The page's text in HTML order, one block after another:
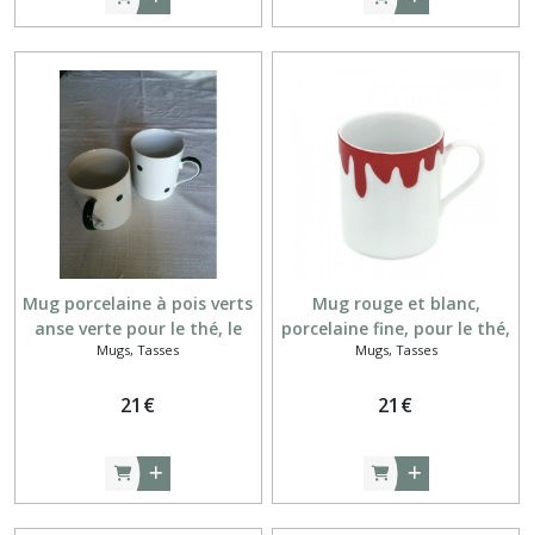
Mug porcelaine à pois verts
anse verte pour le thé, le
chocolat chaud ou la tisane
Mugs, Tasses
21 €
Mug rouge et blanc,
porcelaine fine, pour le thé,
le chocolat chaud ou la
Mugs, Tasses
21 €